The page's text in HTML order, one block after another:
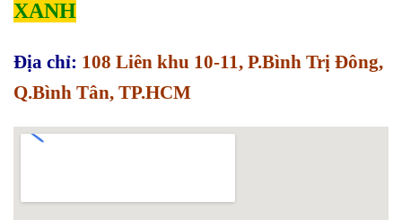
XANH
Địa chỉ: 108 Liên khu 10-11, P.Bình Trị Đông,
Q.Bình Tân, TP.HCM